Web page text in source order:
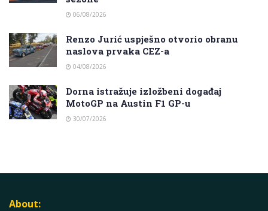
06/08/2026
Renzo Jurić uspješno otvorio obranu
naslova prvaka CEZ-a
04/08/2026
Dorna istražuje izložbeni događaj
MotoGP na Austin F1 GP-u
30/07/2026
About: